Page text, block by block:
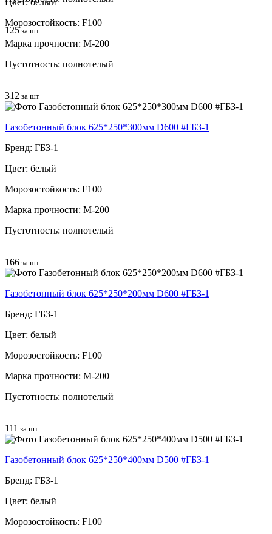
125за шт
Морозостойкость: F100
Марка прочности: М-200
Пустотность: полнотелый
312 за шт
Газобетонный блок 625*250*300мм D600 #ГБЗ-1
Бренд: ГБЗ-1
Цвет: белый
Морозостойкость: F100
Марка прочности: М-200
Пустотность: полнотелый
166 за шт
Газобетонный блок 625*250*200мм D600 #ГБЗ-1
Бренд: ГБЗ-1
Цвет: белый
Морозостойкость: F100
Марка прочности: М-200
Пустотность: полнотелый
111 за шт
Газобетонный блок 625*250*400мм D500 #ГБЗ-1
Бренд: ГБЗ-1
Цвет: белый
Морозостойкость: F100